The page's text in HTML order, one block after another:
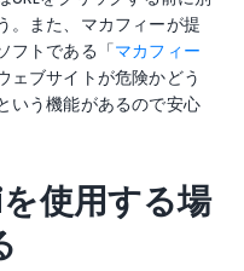
。また、マカフィーが提
フトである「マカフィー
ェブサイトが危険かどう
いう機能があるので安心
使用する場